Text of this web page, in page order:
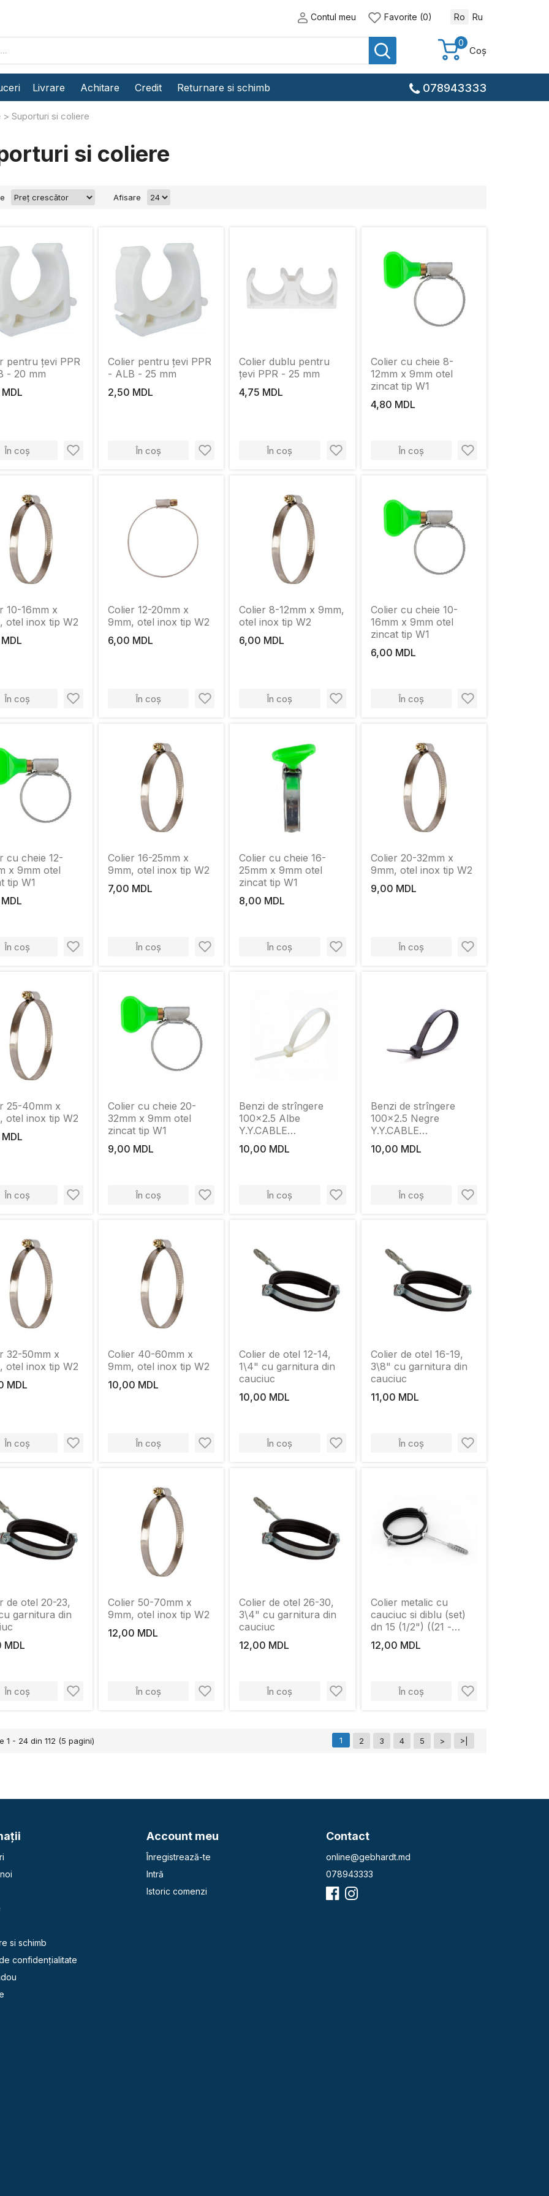
Contul meu Favorite (0) Ro Ru
0
Coș
Livrare Achitare Credit Returnare si schimb 078943333
Suporturi si coliere
si coliere
Afisare
pentru țevi PPR
- 20 mm
În coș
Colier pentru țevi PPR
- ALB - 25 mm
2,50 MDL
În coș
Colier dublu pentru
țevi PPR - 25 mm
4,75 MDL
În coș
Colier cu cheie 8-
12mm x 9mm otel
zincat tip W1
4,80 MDL
În coș
10-16mm x
otel inox tip W2
În coș
Colier 12-20mm x
9mm, otel inox tip W2
6,00 MDL
În coș
Colier 8-12mm x 9mm,
otel inox tip W2
6,00 MDL
În coș
Colier cu cheie 10-
16mm x 9mm otel
zincat tip W1
6,00 MDL
În coș
cu cheie 12-
x 9mm otel
tip W1
În coș
Colier 16-25mm x
9mm, otel inox tip W2
7,00 MDL
În coș
Colier cu cheie 16-
25mm x 9mm otel
zincat tip W1
8,00 MDL
În coș
Colier 20-32mm x
9mm, otel inox tip W2
9,00 MDL
În coș
25-40mm x
otel inox tip W2
În coș
Colier cu cheie 20-
32mm x 9mm otel
zincat tip W1
9,00 MDL
În coș
Benzi de strîngere
100x2.5 Albe
Y.Y.CABLE
ACCESSORIES
10,00 MDL
În coș
Benzi de strîngere
100x2.5 Negre
Y.Y.CABLE
ACCESSORIES
10,00 MDL
În coș
32-50mm x
otel inox tip W2
MDL
În coș
Colier 40-60mm x
9mm, otel inox tip W2
10,00 MDL
În coș
Colier de otel 12-14,
1\4" cu garnitura din
cauciuc
10,00 MDL
În coș
Colier de otel 16-19,
3\8" cu garnitura din
cauciuc
11,00 MDL
În coș
de otel 20-23,
garnitura din
MDL
În coș
Colier 50-70mm x
9mm, otel inox tip W2
12,00 MDL
În coș
Colier de otel 26-30,
3\4" cu garnitura din
cauciuc
12,00 MDL
În coș
Colier metalic cu
cauciuc si diblu (set)
dn 15 (1/2") ((21 -
23mm) K
12,00 MDL
În coș
1 - 24 din 112 (5 pagini) 1 2 3 4 5 > >|
si schimb
confidențialitate
Account meu
Înregistrează-te
Intră
Istoric comenzi
Contact
online@gebhardt.md
078943333